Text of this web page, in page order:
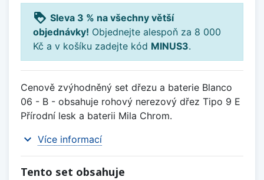
loyalty Sleva 3 % na všechny větší
objednávky! Objednejte alespoň za 8 000
Kč a v košíku zadejte kód MINUS3.
Cenově zvýhodněný set dřezu a baterie Blanco
06 - B - obsahuje rohový nerezový dřez Tipo 9 E
Přírodní lesk a baterii Mila Chrom.
expand_more Více informací
Tento set obsahuje